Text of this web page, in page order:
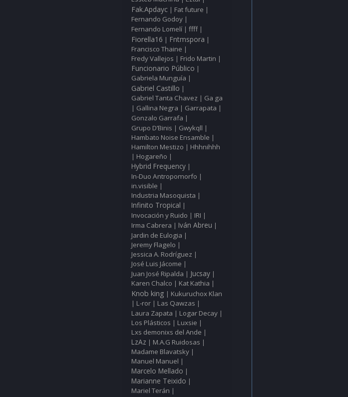
Fak.Apdayc| Fat future |
Fernando Godoy|
Fernando Lomelí| ffff|
Fiorella16 | Fntmspora |
Francisco Thaine |
Fredy Vallejos | Frido Martin |
Funcionario Público |
Gabriela Munguía |
Gabriel Castillo |
Gabriel Tanta Chavez | Ga ga
| Gallina Negra | Garrapata |
Gonzalo Garrafa |
Grupo D’Binis | Gwykqll |
Hambato Noise Ensamble |
Hamilton Mestizo | Hhhnihhh
| Hogareño |
Hybrid Frequency|
In‑Duo Antropomorfo |
in.visible |
Industria Masoquista |
Infinito Tropical |
Invocación y Ruido | IRI |
Irma Cabrera | Iván Abreu |
Jardin de Eulogia |
Jeremy Flagelo |
Jessica A. Rodríguez |
José Luis Jácome |
Juan José Ripalda | Jucsay|
Karen Chalco | Kat Kathia |
Knob king | Kukuruchox Klan
| L‑ror| Las Qawzas |
Laura Zapata | Logar Decay|
Los Plásticos | Luxsie |
Lxs demonixs del Ande |
LzAz | M.A.G Ruidosas |
Madame Blavatsky|
Manuel Manuel |
Marcelo Mellado |
Marianne Teixido |
Mariel Terán |